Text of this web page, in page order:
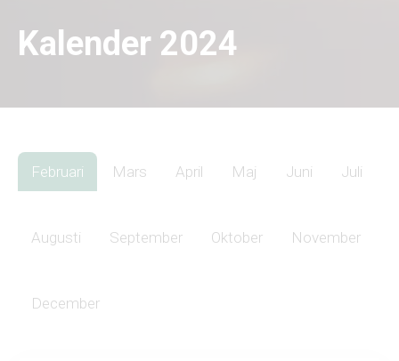
Kalender 2024
Februari Mars April Maj Juni Juli
Augusti September Oktober November
December